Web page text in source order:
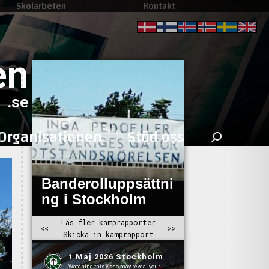
Skolarbeten Kontakt
.se
Stöd oss Sök
efter: